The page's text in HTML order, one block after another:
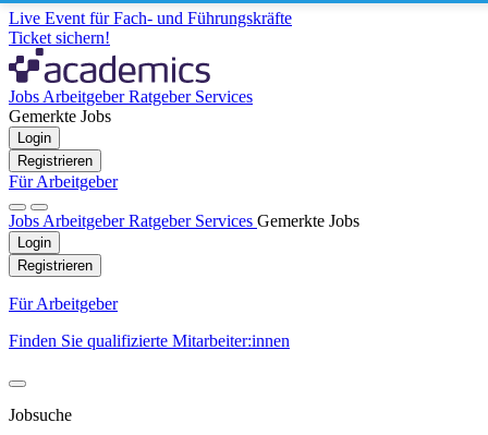
Live Event für Fach- und Führungskräfte
Ticket sichern!
Jobs ArbeitgeberRatgeber Services
Gemerkte Jobs
Login
Registrieren
Für Arbeitgeber
Jobs ArbeitgeberRatgeber Services Gemerkte Jobs
Login
Registrieren
Für Arbeitgeber
Finden Sie qualifizierte Mitarbeiter:innen
Jobsuche